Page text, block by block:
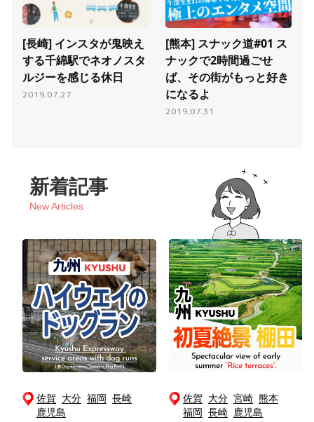
動画あり
[長崎] インスタが鬼映え
する千綿駅でネオノスタ
ルジーを感じる休日
2019.07.27
動画あり
[熊本] スナック道#01 ス
ナックで2時間過ごせ
ば、その街がもっと好き
になるよ
2019.07.31
新着記事
New Articles
佐賀 大分 福岡 長崎
鹿児島
佐賀 大分 宮崎 熊本
福岡 長崎 鹿児島